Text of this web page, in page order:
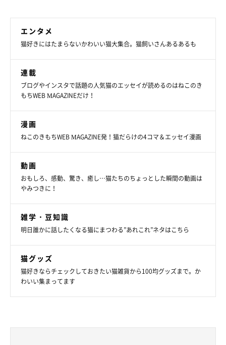
@kanichan0630
可愛い見た目とは裏腹に、“暴れん坊”な姿を見せることもあると
いうカニちゃん。最近では、飼い主さんが猫のモノマネをしたの
が気に入らなかったのか、四つん這いの姿勢になって威嚇するよ
うな姿を見せたこともあるのだそう。
そんな姿も含めて可愛くて、飼い主さんはついついモノマネを繰
り返してしまうそうです（笑）
エンタメ
猫好きにはたまらないかわいい猫大集合。猫飼いさんあるあるも
連載
ブログやインスタで話題の人気猫のエッセイが読めるのはねこのき
もちWEB MAGAZINEだけ！
漫画
ねこのきもちWEB MAGAZINE発！猫だらけの4コマ＆エッセイ漫画
動画
おもしろ、感動、驚き、癒し…猫たちのちょっとした瞬間の動画は
やみつきに！
雑学・豆知識
明日誰かに話したくなる猫にまつわる”あれこれ”ネタはこちら
猫グッズ
猫好きならチェックしておきたい猫雑貨から100均グッズまで。か
わいい集まってます